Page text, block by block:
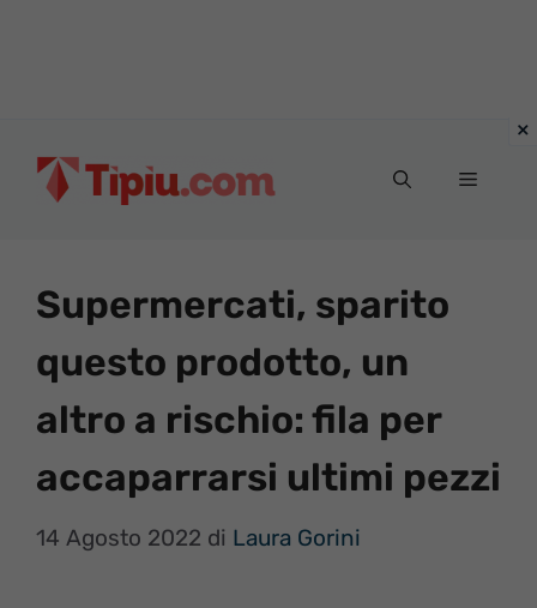
Menu
Supermercati, sparito
questo prodotto, un
altro a rischio: fila per
accaparrarsi ultimi pezzi
14 Agosto 2022 di Laura Gorini